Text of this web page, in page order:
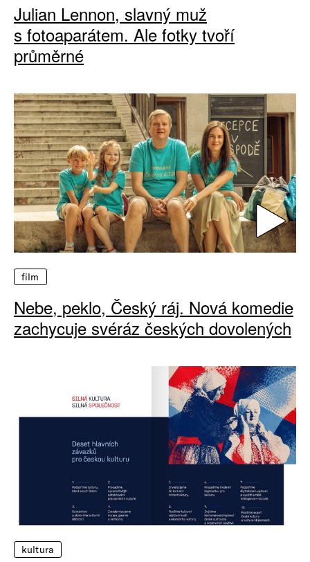
Julian Lennon, slavný muž
s fotoaparátem. Ale fotky tvoří
průměrné
film
Nebe, peklo, Český ráj. Nová komedie
zachycuje svéráz českých dovolených
kultura